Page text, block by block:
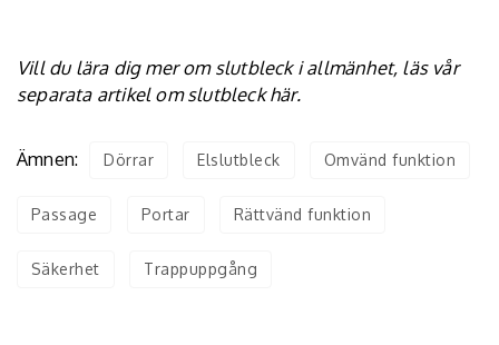
Vill du lära dig mer om slutbleck i allmänhet, läs vår
separata artikel om slutbleckhär.
Ämnen: Dörrar Elslutbleck Omvänd funktion
Passage Portar Rättvänd funktion
Säkerhet Trappuppgång